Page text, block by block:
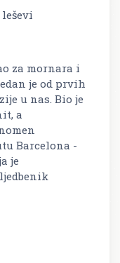
za mornara i
je od prvih
u nas. Bio je
a
Barcelona -
je